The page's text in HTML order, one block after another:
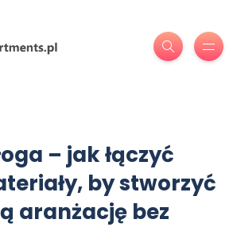
– jak łączyć
by stworzyć
aranżację bez